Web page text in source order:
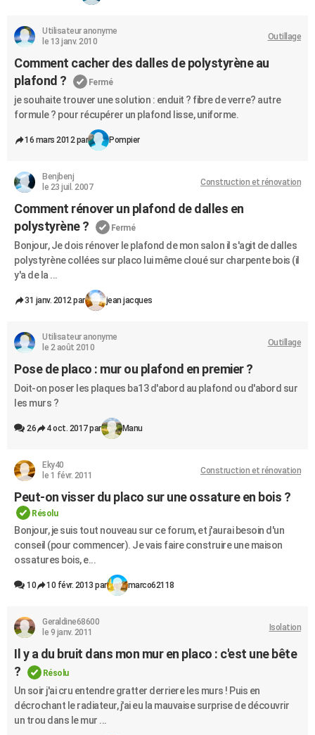
Utilisateur anonyme
le 13 janv. 2010
Outillage
Comment cacher des dalles de polystyrène au
plafond ?
Fermé
je souhaite trouver une solution : enduit ? fibre de verre? autre
formule ? pour récupérer un plafond lisse, uniforme.
16 mars 2012 par Pompier
Benjbenj
le 23 juil. 2007
Construction et rénovation
Comment rénover un plafond de dalles en
polystyrène ?
Fermé
Bonjour, Je dois rénover le plafond de mon salon il s'agit de dalles
polystyrène collées sur placo lui même cloué sur charpente bois (il
y'a de la ...
31 janv. 2012 par jean jacques
Utilisateur anonyme
le 2 août 2010
Outillage
Pose de placo : mur ou plafond en premier ?
Doit-on poser les plaques ba13 d'abord au plafond ou d'abord sur
les murs ?
26 4 oct. 2017 par Manu
Eky40
le 1 févr. 2011
Construction et rénovation
Peut-on visser du placo sur une ossature en bois ?
Résolu
Bonjour, je suis tout nouveau sur ce forum, et j'aurai besoin d'un
conseil (pour commencer). Je vais faire construire une maison
ossatures bois, e...
10 10 févr. 2013 par marco62118
Geraldine68600
le 9 janv. 2011
Isolation
Il y a du bruit dans mon mur en placo : c'est une bête
?
Résolu
Un soir j'ai cru entendre gratter derriere les murs ! Puis en
décrochant le radiateur, j'ai eu la mauvaise surprise de découvrir
un trou dans le mur ...